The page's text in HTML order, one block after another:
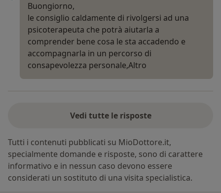
Buongiorno,
le consiglio caldamente di rivolgersi ad una
psicoterapeuta che potrà aiutarla a
comprender bene cosa le sta accadendo e
accompagnarla in un percorso di
consapevolezza personale,Altro
Vedi tutte le risposte
Tutti i contenuti pubblicati su MioDottore.it,
specialmente domande e risposte, sono di carattere
informativo e in nessun caso devono essere
considerati un sostituto di una visita specialistica.